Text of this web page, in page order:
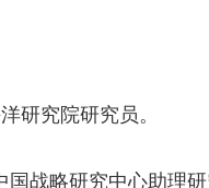
研究院研究员。
战略研究中心助理